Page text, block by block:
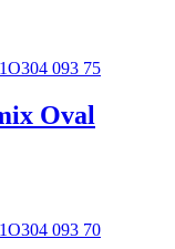
Oval